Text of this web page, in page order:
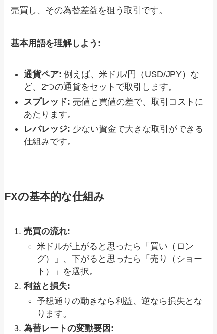
売買し、その為替差益を狙う取引です。
基本用語を理解しよう:
通貨ペア: 例えば、米ドル/円（USD/JPY）な
ど、2つの通貨をセットで取引します。
スプレッド: 売値と買値の差で、取引コストに
あたります。
レバレッジ: 少ない資金で大きな取引ができる
仕組みです。
FXの基本的な仕組み
売買の流れ:
米ドルが上がると思ったら「買い（ロン
グ）」、下がると思ったら「売り（ショー
ト）」を選択。
利益と損失:
予想通りの動きなら利益、逆なら損失とな
ります。
為替レートの変動要因: